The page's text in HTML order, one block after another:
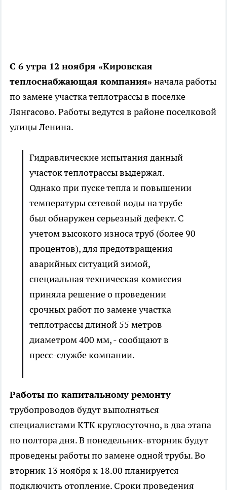
С 6 утра 12 ноября «Кировская
теплоснабжающая компания» начала работы
по замене участка теплотрассы в поселке
Лянгасово. Работы ведутся в районе поселковой
улицы Ленина.
Гидравлические испытания данный
участок теплотрассы выдержал.
Однако при пуске тепла и повышении
температуры сетевой воды на трубе
был обнаружен серьезный дефект. С
учетом высокого износа труб (более 90
процентов), для предотвращения
аварийных ситуаций зимой,
специальная техническая комиссия
приняла решение о проведении
срочных работ по замене участка
теплотрассы длиной 55 метров
диаметром 400 мм, - сообщают в
пресс-службе компании.
Работы по капитальному ремонту
трубопроводов будут выполняться
специалистами КТК круглосуточно, в два этапа
по полтора дня. В понедельник-вторник будут
проведены работы по замене одной трубы. Во
вторник 13 ноября к 18.00 планируется
подключить отопление. Сроки проведения